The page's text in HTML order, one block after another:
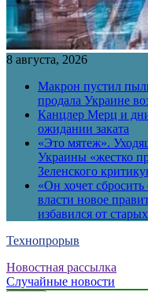
8 августа, 2026
Макрон пустил
продала Украине
Канцлер Мерц и
ожидании заката
«Это мятеж».
Украины «жестко
Зеленского
«Он хочет
власти новое
избавился от
Технопрорыв
Новостная рассылка
Случайные новости